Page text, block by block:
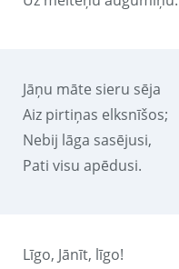
Jāņu māte sieru sēja
Aiz pirtiņas elksnīšos;
Nebij lāga sasējusi,
Pati visu apēdusi.
Līgo, Jānīt, līgo!